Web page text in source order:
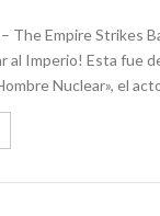
The Empire Strikes
al Imperio! Esta fue
Nuclear», el